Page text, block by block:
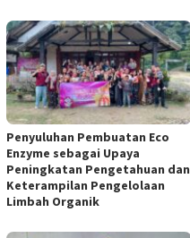
Penyuluhan Pembuatan Eco
Enzyme sebagai Upaya
Peningkatan Pengetahuan dan
Keterampilan Pengelolaan
Limbah Organik